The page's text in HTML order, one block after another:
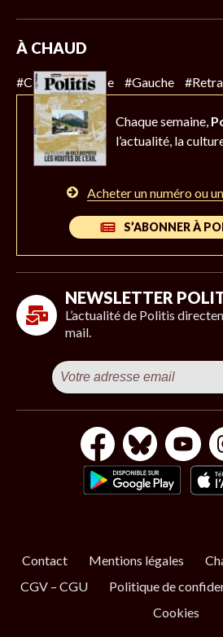
À CHAUD
#Climat #Police #Gauche
Chaque semaine,
l’actualité, la
Acheter un numéro ou
S’ABONNER À
NEWSLETTER
L’actualité de Politis
mail.
Contact Mentions légales
CGV – CGU
Politique de
Cookies